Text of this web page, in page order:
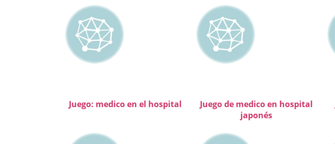
Juego: medico en el hospital
Juego de medico en hospital
japonés